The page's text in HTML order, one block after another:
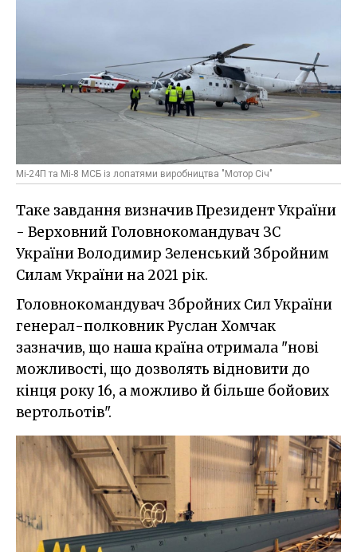
Мі-24П та Мі-8 МСБ із лопатями виробництва "Мотор Січ"
Таке завдання визначив Президент України
- Верховний Головнокомандувач ЗС
України Володимир Зеленський Збройним
Силам України на 2021 рік.
Головнокомандувач Збройних Сил України
генерал-полковник Руслан Хомчак
зазначив, що наша країна отримала "нові
можливості, що дозволять відновити до
кінця року 16, а можливо й більше бойових
вертольотів".